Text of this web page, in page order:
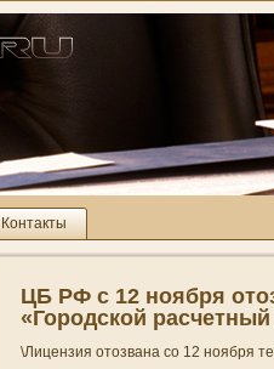
Контакты
ЦБ РФ с 12 ноября
«Городской
\Лицензия отозвана со 12 ноября